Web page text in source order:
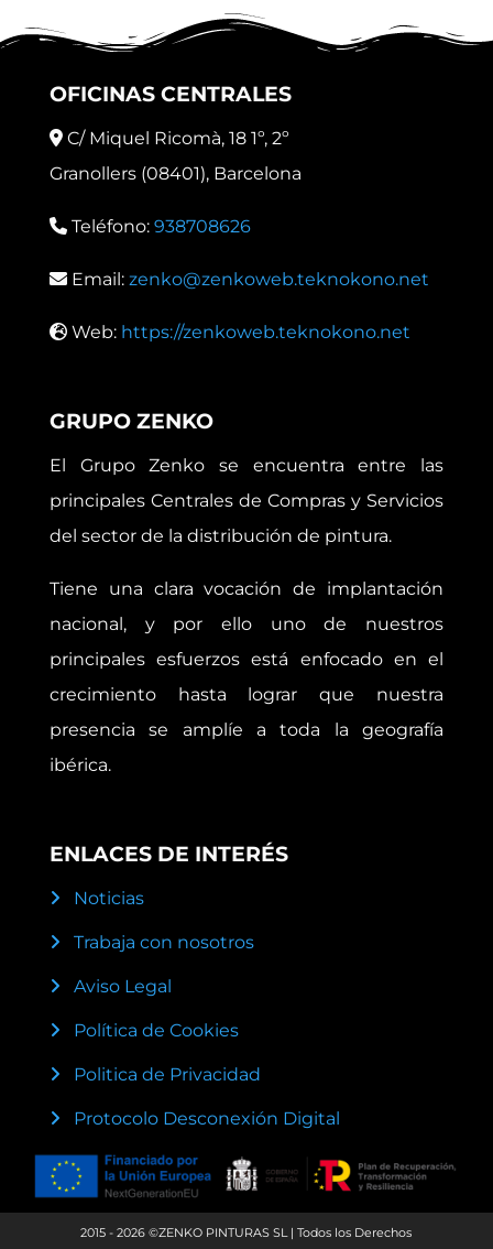
OFICINAS CENTRALES
C/ Miquel Ricomà, 18 1º, 2º
Granollers (08401), Barcelona
Teléfono: 938708626
Email: zenko@zenkoweb.teknokono.net
Web: https://zenkoweb.teknokono.net
GRUPO ZENKO
El Grupo Zenko se encuentra entre las
principales Centrales de Compras y Servicios
del sector de la distribución de pintura.
Tiene una clara vocación de implantación
nacional, y por ello uno de nuestros
principales esfuerzos está enfocado en el
crecimiento hasta lograr que nuestra
presencia se amplíe a toda la geografía
ibérica.
ENLACES DE INTERÉS
Noticias
Trabaja con nosotros
Aviso Legal
Política de Cookies
Politica de Privacidad
Protocolo Desconexión Digital
2015 - 2026 ©ZENKO PINTURAS SL | Todos los Derechos